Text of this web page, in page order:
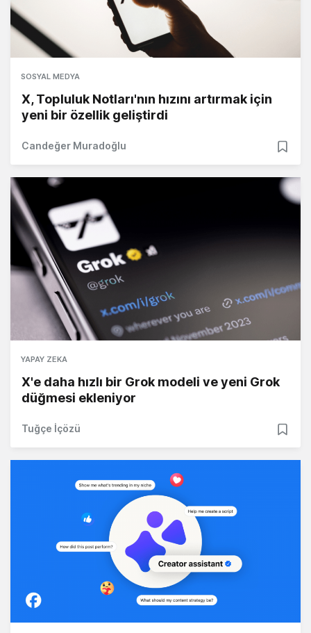
SOSYAL MEDYA
X, Topluluk Notları'nın hızını artırmak için
yeni bir özellik geliştirdi
Candeğer Muradoğlu
YAPAY ZEKA
X'e daha hızlı bir Grok modeli ve yeni Grok
düğmesi ekleniyor
Tuğçe İçözü